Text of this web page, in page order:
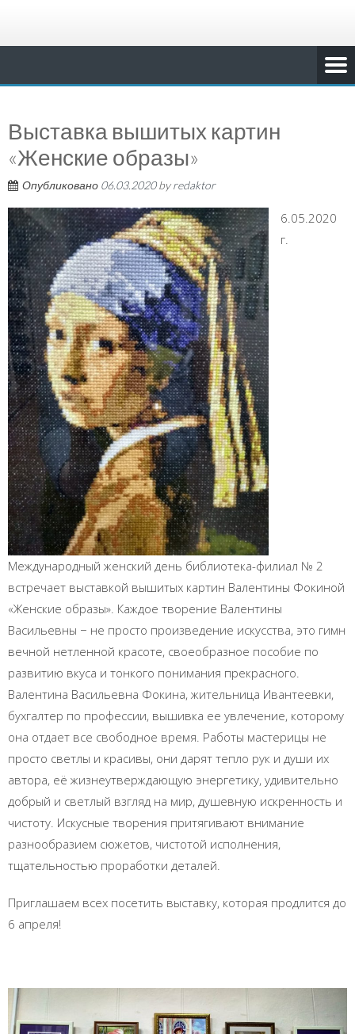
Выставка вышитых картин
«Женские образы»
Опубликовано 06.03.2020byredaktor
6.05.2020
г.
Международный женский день библиотека-филиал № 2
встречает выставкой вышитых картин Валентины Фокиной
«Женские образы». Каждое творение Валентины
Васильевны − не просто произведение искусства, это гимн
вечной нетленной красоте, своеобразное пособие по
развитию вкуса и тонкого понимания прекрасного.
Валентина Васильевна Фокина, жительница Ивантеевки,
бухгалтер по профессии, вышивка ее увлечение, которому
она отдает все свободное время. Работы мастерицы не
просто светлы и красивы, они дарят тепло рук и души их
автора, её жизнеутверждающую энергетику, удивительно
добрый и светлый взгляд на мир, душевную искренность и
чистоту. Искусные творения притягивают внимание
разнообразием сюжетов, чистотой исполнения,
тщательностью проработки деталей.
Приглашаем всех посетить выставку, которая продлится до
6 апреля!